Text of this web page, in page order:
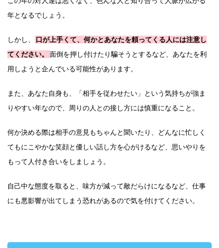
年となるでしょう。
しかし、
口が上手くて、何かとあなたを頼ってくる人には注意し
てください。
面倒を押し付けたり騙そうとするなど、あなたを利
用しようと企んでいる可能性があります。
また、あなた自身も、「相手を従わせたい」という気持ちが強ま
りやすい年なので、周りの人との接し方には慎重になること。
何か決める際は相手の意見もちゃんと聞いたり、どんなに忙しく
てもにこやかな笑顔と優しい話し方を心がけるなど、思いやりを
もって人付き合いをしましょう。
自己中な態度を取ると、味方が減って敵だらけになるなど、仕事
にも悪影響が出てしまう恐れがあるので気を付けてください。